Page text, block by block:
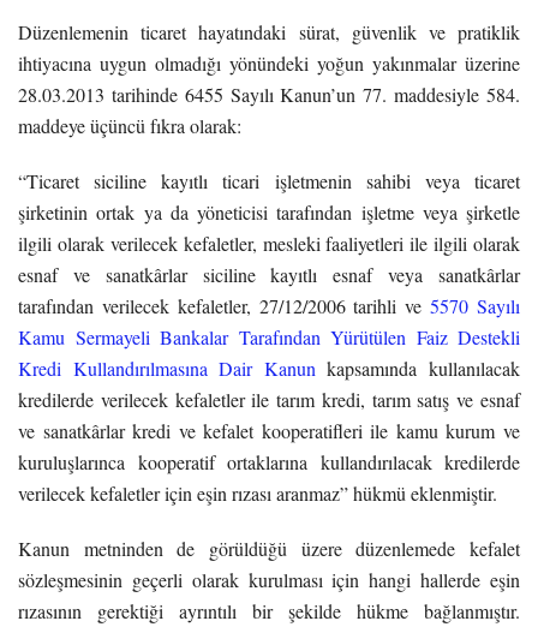
Düzenlemenin ticaret hayatındaki sürat, güvenlik ve pratiklik
ihtiyacına uygun olmadığı yönündeki yoğun yakınmalar üzerine
28.03.2013 tarihinde 6455 Sayılı Kanun’un 77. maddesiyle 584.
maddeye üçüncü fıkra olarak:
“Ticaret siciline kayıtlı ticari işletmenin sahibi veya ticaret
şirketinin ortak ya da yöneticisi tarafından işletme veya şirketle
ilgili olarak verilecek kefaletler, mesleki faaliyetleri ile ilgili olarak
esnaf ve sanatkârlar siciline kayıtlı esnaf veya sanatkârlar
tarafından verilecek kefaletler, 27/12/2006 tarihli ve5570 Sayılı
Kamu Sermayeli Bankalar Tarafından Yürütülen Faiz Destekli
Kredi Kullandırılmasına Dair Kanun kapsamında kullanılacak
kredilerde verilecek kefaletler ile tarım kredi, tarım satış ve esnaf
ve sanatkârlar kredi ve kefalet kooperatifleri ile kamu kurum ve
kuruluşlarınca kooperatif ortaklarına kullandırılacak kredilerde
verilecek kefaletler için eşin rızası aranmaz” hükmü eklenmiştir.
Kanun metninden de görüldüğü üzere düzenlemede kefalet
sözleşmesinin geçerli olarak kurulması için hangi hallerde eşin
rızasının gerektiği ayrıntılı bir şekilde hükme bağlanmıştır.